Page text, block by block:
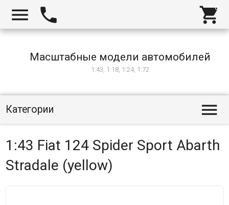
  
Масштабные модели автомобилей
1:43, 1:18, 1:24, 1:72
Категории 
1:43 Fiat 124 Spider Sport Abarth
Stradale (yellow)